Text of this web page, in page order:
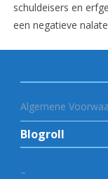
schuldeisers en
een negatieve
Algemene
Blogroll
–